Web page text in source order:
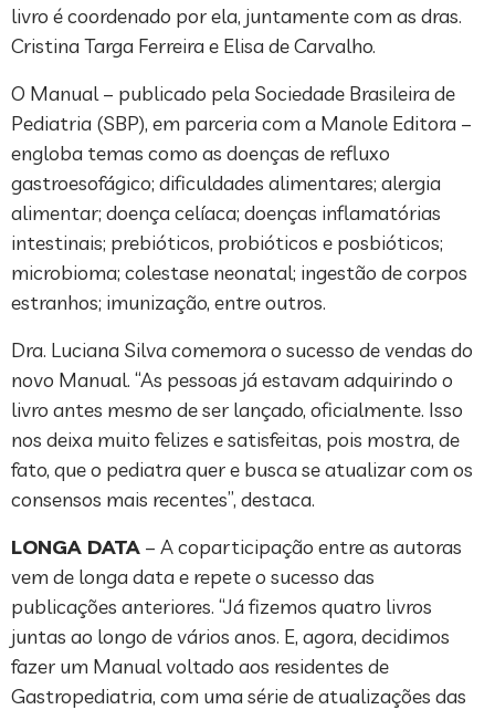
livro é coordenado por ela, juntamente com as dras.
Cristina Targa Ferreira e Elisa de Carvalho.
O Manual – publicado pela Sociedade Brasileira de
Pediatria (SBP), em parceria com a Manole Editora –
engloba temas como as doenças de refluxo
gastroesofágico; dificuldades alimentares; alergia
alimentar; doença celíaca; doenças inflamatórias
intestinais; prebióticos, probióticos e posbióticos;
microbioma; colestase neonatal; ingestão de corpos
estranhos; imunização, entre outros.
Dra. Luciana Silva comemora o sucesso de vendas do
novo Manual. “As pessoas já estavam adquirindo o
livro antes mesmo de ser lançado, oficialmente. Isso
nos deixa muito felizes e satisfeitas, pois mostra, de
fato, que o pediatra quer e busca se atualizar com os
consensos mais recentes”, destaca.
LONGA DATA – A coparticipação entre as autoras
vem de longa data e repete o sucesso das
publicações anteriores. “Já fizemos quatro livros
juntas ao longo de vários anos. E, agora, decidimos
fazer um Manual voltado aos residentes de
Gastropediatria, com uma série de atualizações das